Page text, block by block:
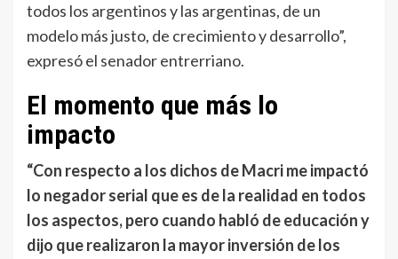
todos los argentinos y las argentinas, de un
modelo más justo, de crecimiento y desarrollo”,
expresó el senador entrerriano.
El momento que más lo
impacto
“Con respecto a los dichos de Macri me impactó
lo negador serial que es de la realidad en todos
los aspectos, pero cuando habló de educación y
dijo que realizaron la mayor inversión de los